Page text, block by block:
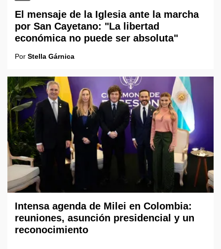
El mensaje de la Iglesia ante la marcha
por San Cayetano: "La libertad
económica no puede ser absoluta"
Por Stella Gárnica
Intensa agenda de Milei en Colombia:
reuniones, asunción presidencial y un
reconocimiento